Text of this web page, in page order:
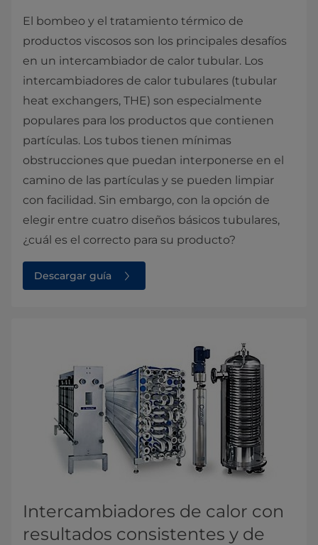
El bombeo y el tratamiento térmico de
productos viscosos son los principales desafíos
en un intercambiador de calor tubular. Los
intercambiadores de calor tubulares (tubular
heat exchangers, THE) son especialmente
populares para los productos que contienen
partículas. Los tubos tienen mínimas
obstrucciones que puedan interponerse en el
camino de las partículas y se pueden limpiar
con facilidad. Sin embargo, con la opción de
elegir entre cuatro diseños básicos tubulares,
¿cuál es el correcto para su producto?
Descargar guía
​​​​​​​​Intercambiadores de calor con
resultados consistentes y de